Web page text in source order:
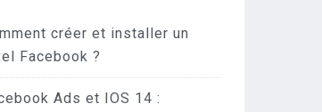
créer et installer un
Facebook ?
Ads et IOS 14 :